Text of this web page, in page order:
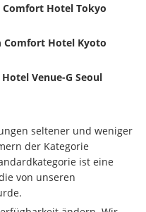
Comfort Hotel Tokyo
Comfort Hotel Kyoto
Hotel Venue-G Seoul
seltener und weniger
der Kategorie
ist eine
von unseren